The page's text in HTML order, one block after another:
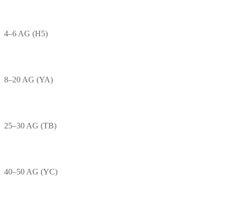
4–6 AG (H5)
8–20 AG (YA)
25–30 AG (TB)
40–50 AG (YC)